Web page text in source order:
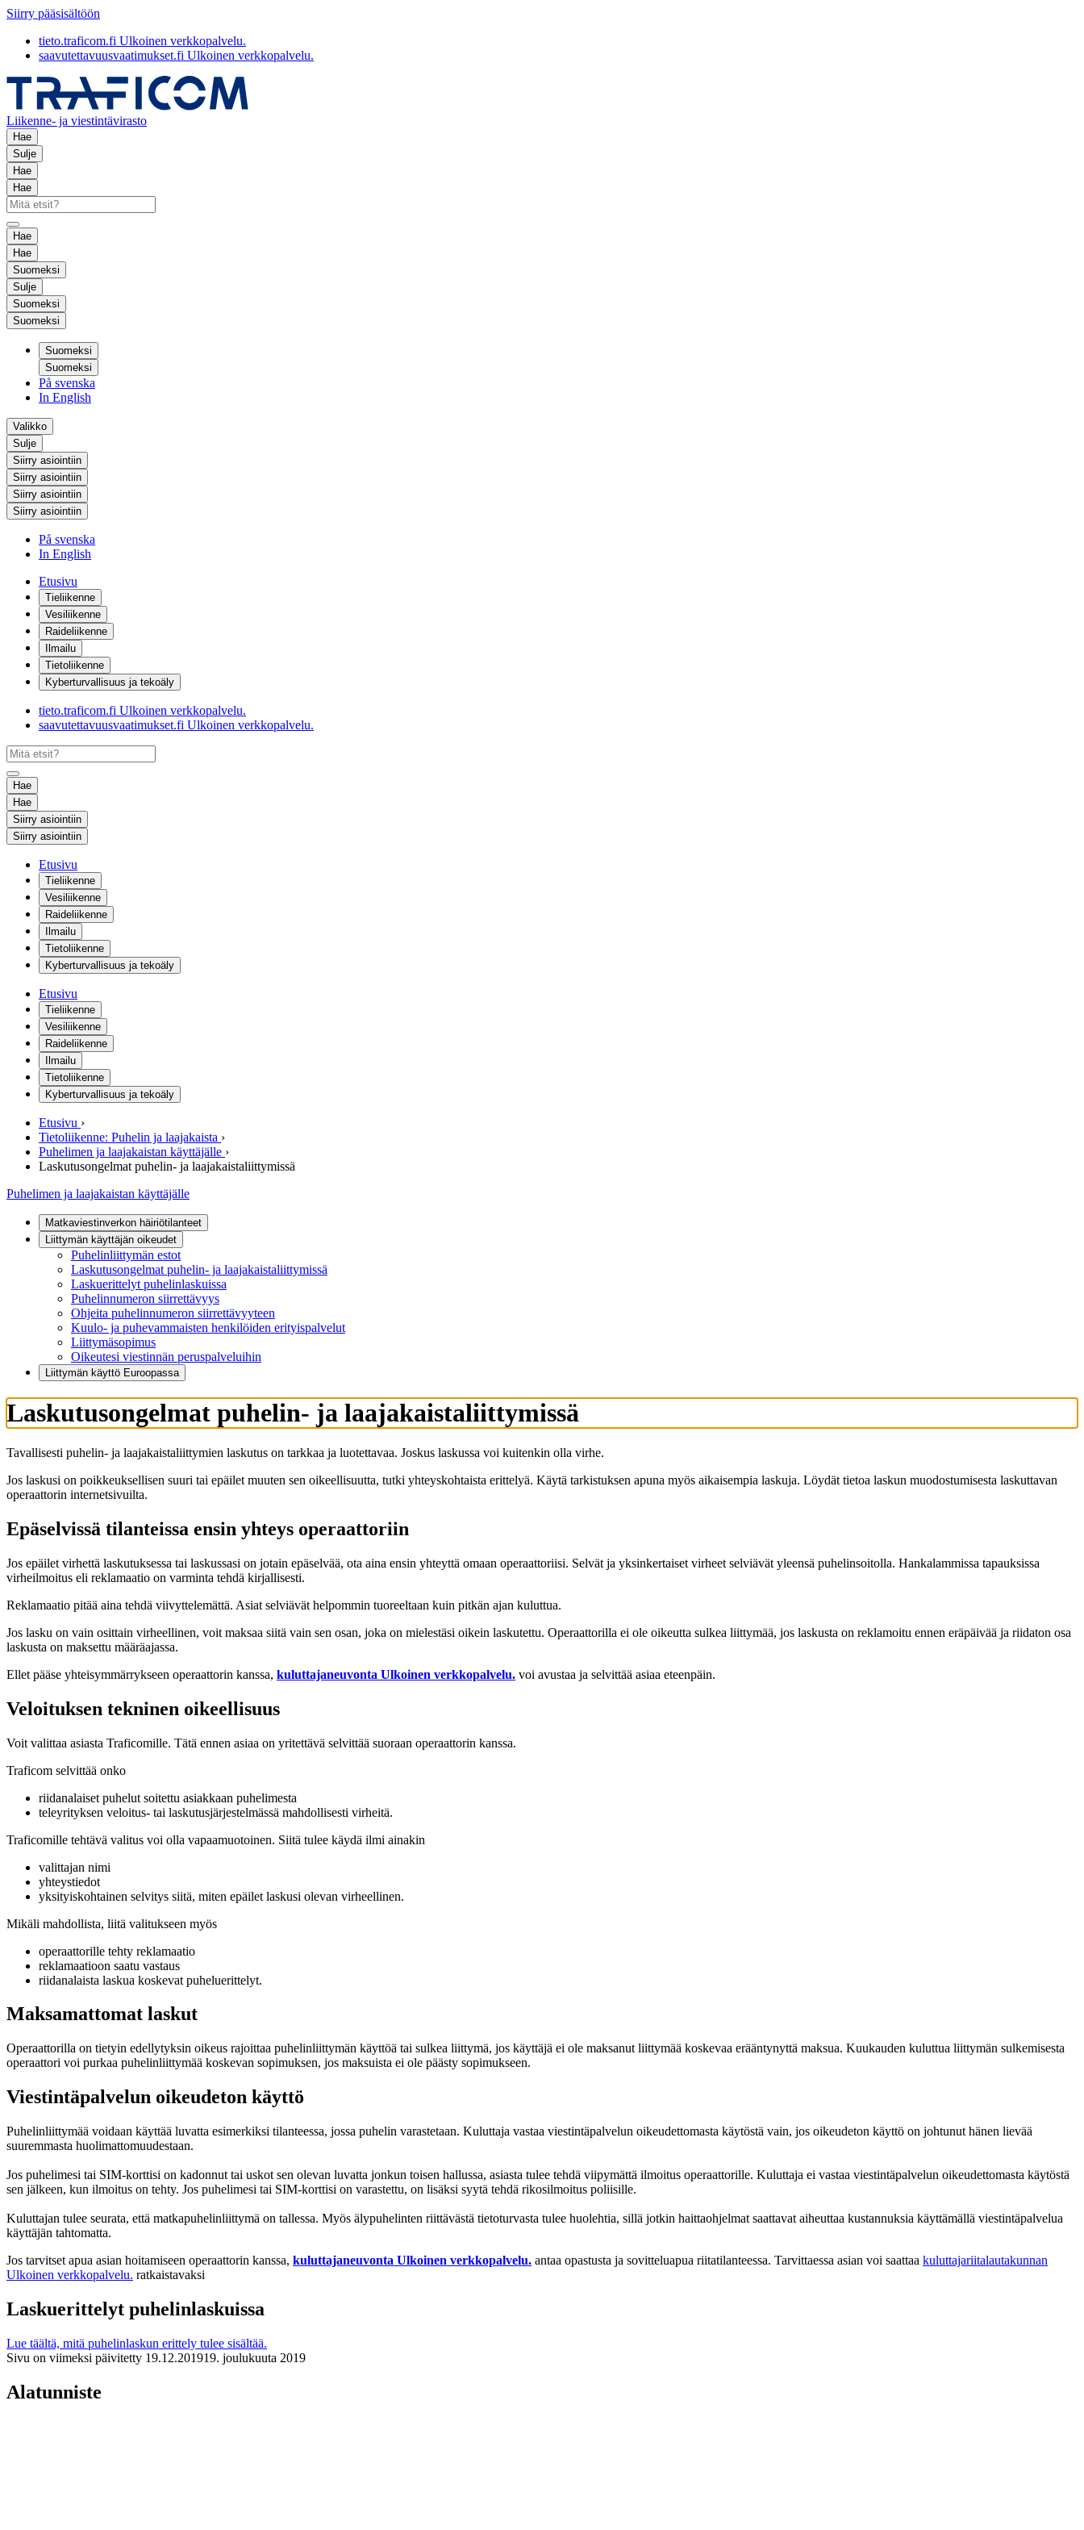
Siirry pääsisältöön
tieto.traficom.fi Ulkoinen verkkopalvelu.
saavutettavuusvaatimukset.fi Ulkoinen verkkopalvelu.
Liikenne- ja viestintävirasto
Hae
Sulje
Hae
Hae
Hae
Hae
Suomeksi
Sulje
Suomeksi
Suomeksi
Suomeksi
Suomeksi
På svenska
In English
Valikko
Sulje
Siirry asiointiin
Siirry asiointiin
Siirry asiointiin
Siirry asiointiin
På svenska
In English
Etusivu
Tieliikenne
Vesiliikenne
Raideliikenne
Ilmailu
Tietoliikenne
Kyberturvallisuus ja tekoäly
tieto.traficom.fi Ulkoinen verkkopalvelu.
saavutettavuusvaatimukset.fi Ulkoinen verkkopalvelu.
Hae
Hae
Siirry asiointiin
Siirry asiointiin
Etusivu
Tieliikenne
Vesiliikenne
Raideliikenne
Ilmailu
Tietoliikenne
Kyberturvallisuus ja tekoäly
Etusivu
Tieliikenne
Vesiliikenne
Raideliikenne
Ilmailu
Tietoliikenne
Kyberturvallisuus ja tekoäly
Etusivu ›
Tietoliikenne: Puhelin ja laajakaista ›
Puhelimen ja laajakaistan käyttäjälle ›
Laskutusongelmat puhelin- ja laajakaistaliittymissä
Puhelimen ja laajakaistan käyttäjälle
Matkaviestinverkon häiriötilanteet
Liittymän käyttäjän oikeudet
Puhelinliittymän estot
Laskutusongelmat puhelin- ja laajakaistaliittymissä
Laskuerittelyt puhelinlaskuissa
Puhelinnumeron siirrettävyys
Ohjeita puhelinnumeron siirrettävyyteen
Kuulo- ja puhevammaisten henkilöiden erityispalvelut
Liittymäsopimus
Oikeutesi viestinnän peruspalveluihin
Liittymän käyttö Euroopassa
Laskutusongelmat puhelin- ja laajakaistaliittymissä
Tavallisesti puhelin- ja laajakaistaliittymien laskutus on tarkkaa ja luotettavaa. Joskus laskussa voi kuitenkin olla virhe.
Jos laskusi on poikkeuksellisen suuri tai epäilet muuten sen oikeellisuutta, tutki yhteyskohtaista erittelyä. Käytä tarkistuksen apuna myös aikaisempia laskuja. Löydät tietoa laskun muodostumisesta laskuttavan
operaattorin internetsivuilta.
Epäselvissä tilanteissa ensin yhteys operaattoriin
Jos epäilet virhettä laskutuksessa tai laskussasi on jotain epäselvää, ota aina ensin yhteyttä omaan operaattoriisi. Selvät ja yksinkertaiset virheet selviävät yleensä puhelinsoitolla. Hankalammissa tapauksissa
virheilmoitus eli reklamaatio on varminta tehdä kirjallisesti.
Reklamaatio pitää aina tehdä viivyttelemättä. Asiat selviävät helpommin tuoreeltaan kuin pitkän ajan kuluttua.
Jos lasku on vain osittain virheellinen, voit maksaa siitä vain sen osan, joka on mielestäsi oikein laskutettu. Operaattorilla ei ole oikeutta sulkea liittymää, jos laskusta on reklamoitu ennen eräpäivää ja riidaton osa
laskusta on maksettu määräajassa.
Ellet pääse yhteisymmärrykseen operaattorin kanssa, kuluttajaneuvonta Ulkoinen verkkopalvelu. voi avustaa ja selvittää asiaa eteenpäin.
Veloituksen tekninen oikeellisuus
Voit valittaa asiasta Traficomille. Tätä ennen asiaa on yritettävä selvittää suoraan operaattorin kanssa.
Traficom selvittää onko
riidanalaiset puhelut soitettu asiakkaan puhelimesta
teleyrityksen veloitus- tai laskutusjärjestelmässä mahdollisesti virheitä.
Traficomille tehtävä valitus voi olla vapaamuotoinen. Siitä tulee käydä ilmi ainakin
valittajan nimi
yhteystiedot
yksityiskohtainen selvitys siitä, miten epäilet laskusi olevan virheellinen.
Mikäli mahdollista, liitä valitukseen myös
operaattorille tehty reklamaatio
reklamaatioon saatu vastaus
riidanalaista laskua koskevat puheluerittelyt.
Maksamattomat laskut
Operaattorilla on tietyin edellytyksin oikeus rajoittaa puhelinliittymän käyttöä tai sulkea liittymä, jos käyttäjä ei ole maksanut liittymää koskevaa erääntynyttä maksua. Kuukauden kuluttua liittymän sulkemisesta
operaattori voi purkaa puhelinliittymää koskevan sopimuksen, jos maksuista ei ole päästy sopimukseen.
Viestintäpalvelun oikeudeton käyttö
Puhelinliittymää voidaan käyttää luvatta esimerkiksi tilanteessa, jossa puhelin varastetaan. Kuluttaja vastaa viestintäpalvelun oikeudettomasta käytöstä vain, jos oikeudeton käyttö on johtunut hänen lievää
suuremmasta huolimattomuudestaan.
Jos puhelimesi tai SIM-korttisi on kadonnut tai uskot sen olevan luvatta jonkun toisen hallussa, asiasta tulee tehdä viipymättä ilmoitus operaattorille. Kuluttaja ei vastaa viestintäpalvelun oikeudettomasta käytöstä
sen jälkeen, kun ilmoitus on tehty. Jos puhelimesi tai SIM-korttisi on varastettu, on lisäksi syytä tehdä rikosilmoitus poliisille.
Kuluttajan tulee seurata, että matkapuhelinliittymä on tallessa. Myös älypuhelinten riittävästä tietoturvasta tulee huolehtia, sillä jotkin haittaohjelmat saattavat aiheuttaa kustannuksia käyttämällä viestintäpalvelua
käyttäjän tahtomatta.
Jos tarvitset apua asian hoitamiseen operaattorin kanssa, kuluttajaneuvonta Ulkoinen verkkopalvelu. antaa opastusta ja sovitteluapua riitatilanteessa. Tarvittaessa asian voi saattaa kuluttajariitalautakunnan
Ulkoinen verkkopalvelu. ratkaistavaksi
Laskuerittelyt puhelinlaskuissa
Lue täältä, mitä puhelinlaskun erittely tulee sisältää.
Sivu on viimeksi päivitetty 19.12.201919. joulukuuta 2019
Alatunniste